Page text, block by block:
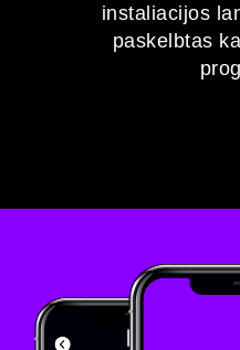
instaliacijos
paskelbtas